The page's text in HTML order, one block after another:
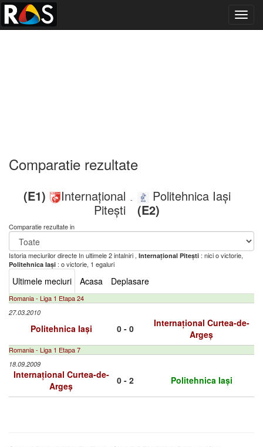
Comparatie rezultate
(E1)
Internațional
Pitești
-
Politehnica Iași
(E2)
Comparatie rezultate in
Istoria meciurilor directe In ultimele 2 intalniri , Internațional Pitești : nici o victorie,
Politehnica Iași : o victorie, 1 egaluri
Ultimele meciuri Acasa Deplasare
Romania - Liga 1 Etapa 24
27.03.2010
Politehnica Iași 0 - 0
Internațional Curtea-de-
Argeș
Romania - Liga 1 Etapa 7
18.09.2009
Internațional Curtea-de-
Argeș
0 - 2 Politehnica Iași